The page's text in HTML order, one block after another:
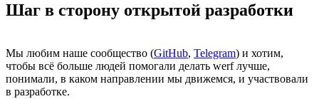
Шаг в сторону открытой разработки
Мы любим наше сообщество (GitHub, Telegram) и хотим,
чтобы всё больше людей помогали делать werf лучше,
понимали, в каком направлении мы движемся, и участвовали
в разработке.